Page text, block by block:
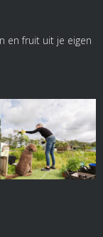
en fruit uit je eigen